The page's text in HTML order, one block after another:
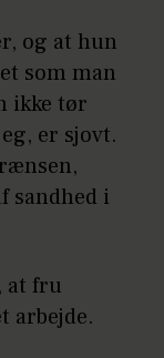
og at hun
som man
ikke tør
er sjovt.
sandhed i
at fru
arbejde.